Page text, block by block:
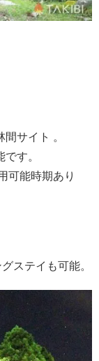
サイト 。
す。
可能時期あり
ステイも可能。